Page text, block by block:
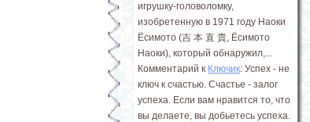
игрушку-головоломку,
изобретенную в 1971 году Наоки
Ёсимото (吉 本 直 貴, Ёсимото
Наоки), который обнаружил,...
Комментарий к Ключик: Успех - не
ключ к счастью. Счастье - залог
успеха. Если вам нравится то, что
вы делаете, вы добьетесь успеха.